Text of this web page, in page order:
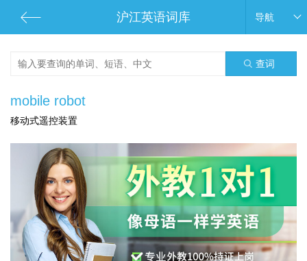
沪江英语词库 导航
查词
mobile robot
移动式遥控装置